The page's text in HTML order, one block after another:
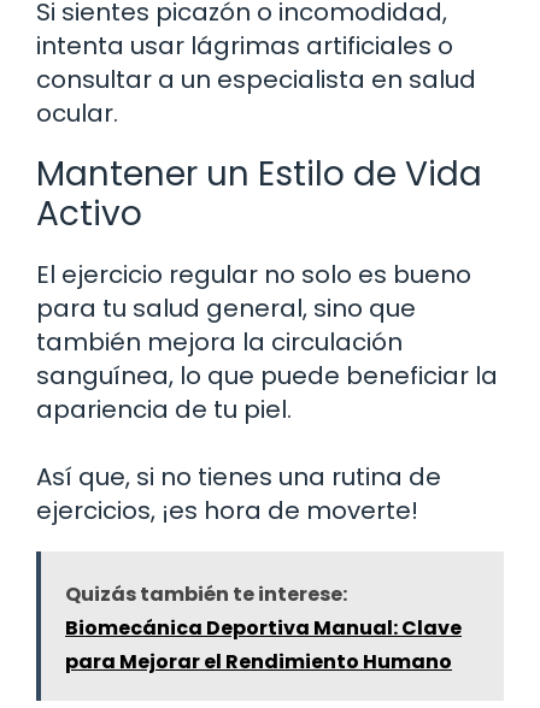
Si sientes picazón o incomodidad,
intenta usar lágrimas artificiales o
consultar a un especialista en salud
ocular.
Mantener un Estilo de Vida
Activo
El ejercicio regular no solo es bueno
para tu salud general, sino que
también mejora la circulación
sanguínea, lo que puede beneficiar la
apariencia de tu piel.
Así que, si no tienes una rutina de
ejercicios, ¡es hora de moverte!
Quizás también te interese:
Biomecánica Deportiva Manual: Clave
para Mejorar el Rendimiento Humano